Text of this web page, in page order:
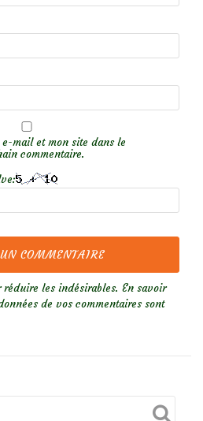
mail et mon site dans le
commentaire.
réduire les indésirables. En savoir
de vos commentaires sont